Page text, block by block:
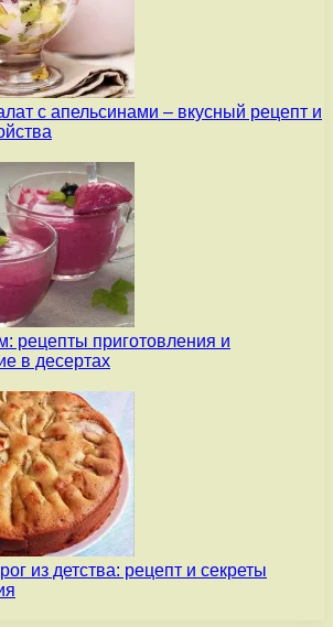
с апельсинами – вкусный рецепт и
рецепты приготовления и
в десертах
из детства: рецепт и секреты